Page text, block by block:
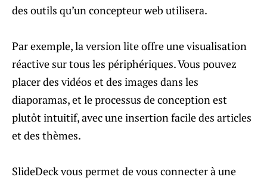
des outils qu’un concepteur web utilisera.
Par exemple, la version lite offre une visualisation
réactive sur tous les périphériques. Vous pouvez
placer des vidéos et des images dans les
diaporamas, et le processus de conception est
plutôt intuitif, avec une insertion facile des articles
et des thèmes.
SlideDeck vous permet de vous connecter à une